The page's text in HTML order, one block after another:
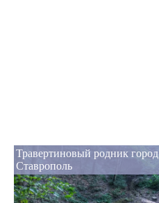
Травертиновый родник город
Ставрополь